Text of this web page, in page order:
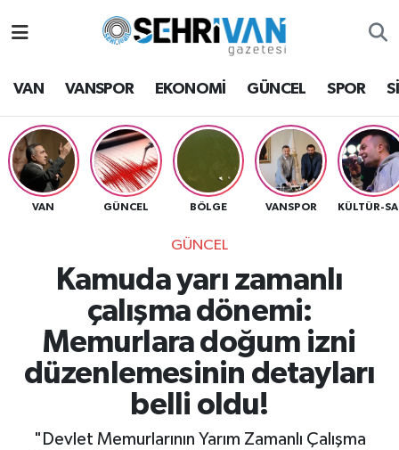
VAN VANSPOR EKONOMİ GÜNCEL SPOR
VAN GÜNCEL BÖLGE VANSPOR
GÜNCEL
Kamuda yarı zamanlı
çalışma dönemi:
Memurlara doğum izni
düzenlemesinin detayları
belli oldu!
"Devlet Memurlarının Yarım Zamanlı Çalışma
Van Hava Durumu
VAN Namaz Vakitleri
Van Trafik Yoğunluk Haritası
Süper Lig Puan Durumu ve Fikstür
Tüm Manşetler
Son Dakika Haberleri
Haber Arşivi